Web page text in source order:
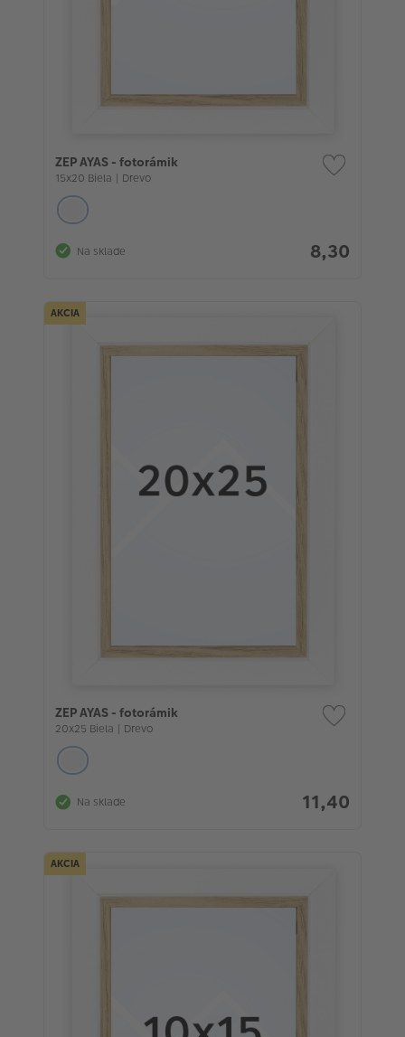
ZEP AYAS - fotorámik
15x20 Biela | Drevo
Na sklade 8,30
AKCIA
ZEP AYAS - fotorámik
20x25 Biela | Drevo
Na sklade 11,40
AKCIA